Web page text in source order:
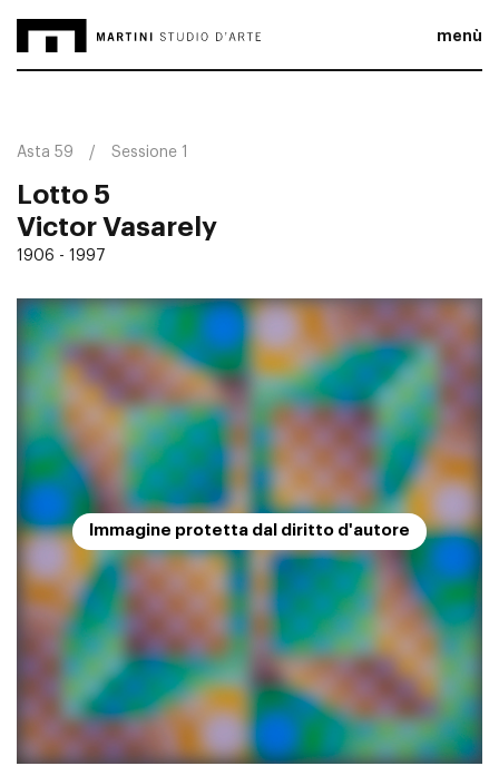
menù
Asta 59 Sessione 1
Lotto 5
Victor Vasarely
1906 - 1997
Immagine protetta dal diritto d'autore